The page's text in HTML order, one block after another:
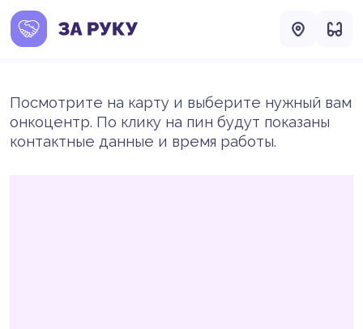
Посмотрите на карту и выберите нужный вам
онкоцентр. По клику на пин будут показаны
контактные данные и время работы.